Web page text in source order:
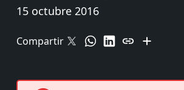
15 octubre 2016
Compartir